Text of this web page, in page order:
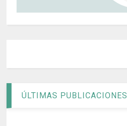
ÚLTIMAS PUBLICACIONES